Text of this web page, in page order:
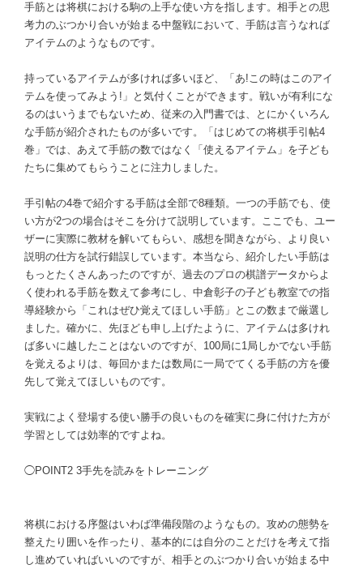
手筋とは将棋における駒の上手な使い方を指します。相手との思
考力のぶつかり合いが始まる中盤戦において、手筋は言うなれば
アイテムのようなものです。
持っているアイテムが多ければ多いほど、「あ!この時はこのアイ
テムを使ってみよう!」と気付くことができます。戦いが有利にな
るのはいうまでもないため、従来の入門書では、とにかくいろん
な手筋が紹介されたものが多いです。「はじめての将棋手引帖4
巻」では、あえて手筋の数ではなく「使えるアイテム」を子ども
たちに集めてもらうことに注力しました。
手引帖の4巻で紹介する手筋は全部で8種類。一つの手筋でも、使
い方が2つの場合はそこを分けて説明しています。ここでも、ユー
ザーに実際に教材を解いてもらい、感想を聞きながら、より良い
説明の仕方を試行錯誤しています。本当なら、紹介したい手筋は
もっとたくさんあったのですが、過去のプロの棋譜データからよ
く使われる手筋を数えて参考にし、中倉彰子の子ども教室での指
導経験から「これはぜひ覚えてほしい手筋」とこの数まで厳選し
ました。確かに、先ほども申し上げたように、アイテムは多けれ
ば多いに越したことはないのですが、100局に1局しかでない手筋
を覚えるよりは、毎回かまたは数局に一局でてくる手筋の方を優
先して覚えてほしいものです。
実戦によく登場する使い勝手の良いものを確実に身に付けた方が
学習としては効率的ですよね。
◯POINT2 3手先を読みをトレーニング
将棋における序盤はいわば準備段階のようなもの。攻めの態勢を
整えたり囲いを作ったり、基本的には自分のことだけを考えて指
し進めていればいいのですが、相手とのぶつかり合いが始まる中